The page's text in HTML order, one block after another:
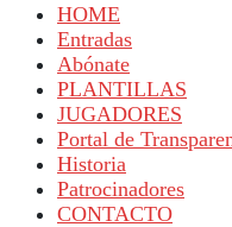
HOME
Entradas
Abónate
PLANTILLAS
JUGADORES
Portal de
Historia
Patrocinadores
CONTACTO